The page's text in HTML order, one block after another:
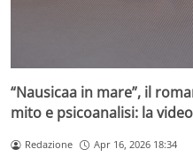
“Nausicaa in mare”, il
mito e psicoanalisi: la
Redazione Apr 16, 2026 18:34